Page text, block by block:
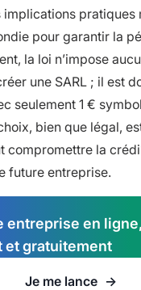
implications pratiques
pour garantir la
la loi n’impose
une SARL ; il est
seulement 1 €
bien que légal,
compromettre la
future entreprise.
entreprise en ligne,
et gratuitement
Je me lance